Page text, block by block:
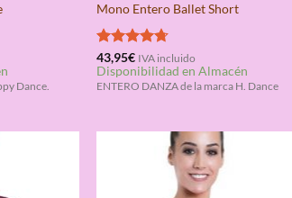
Dance.
Mono Entero Ballet Short
Valorado
con4.67
de 5
43,95€ IVA incluido
Disponibilidad en Almacén
ENTERO DANZA de la marca H. Dance